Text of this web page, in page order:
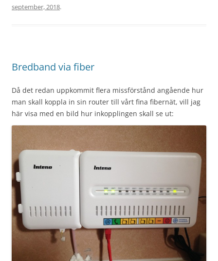
september, 2018.
Bredband via fiber
Då det redan uppkommit flera missförstånd angående hur
man skall koppla in sin router till vårt fina fibernät, vill jag
här visa med en bild hur inkopplingen skall se ut: